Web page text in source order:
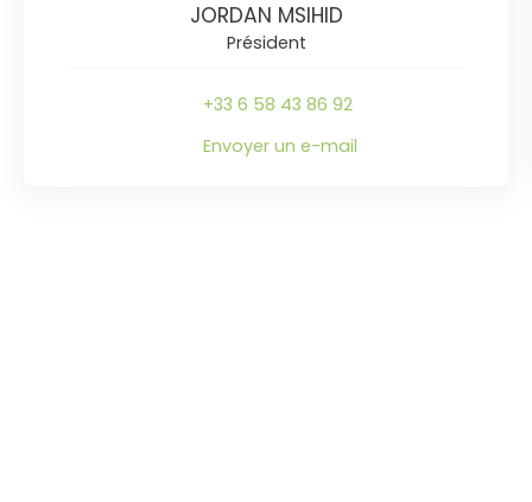
JORDAN MSIHID
Président
+33 6 58 43 86 92
Envoyer un e-mail